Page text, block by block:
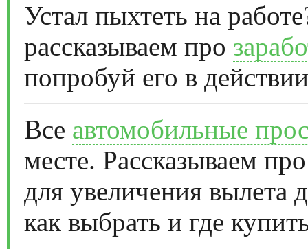
Устал пыхтеть на
рассказываем про
попробуй его в
Все автомобильные
месте. Рассказываем
для увеличения вылета
как выбрать и где